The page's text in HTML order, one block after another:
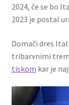
2024, če se bo
2023 je postal
Domači dres
tribarvnimi
tiskom kar je